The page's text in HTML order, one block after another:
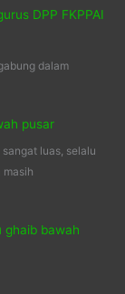
DPP FKPPAI
dalam
pusar
luas, selalu
masih
ghaib bawah